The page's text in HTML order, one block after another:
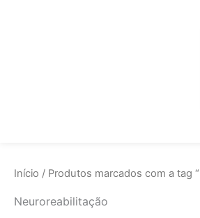
Início / Produtos marcados com a tag
Neuroreabilitação